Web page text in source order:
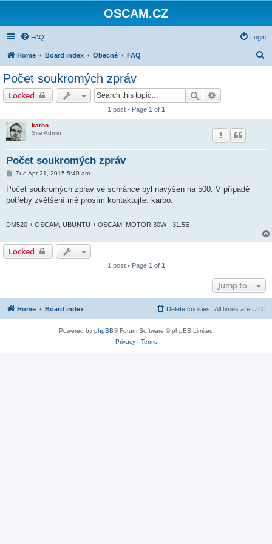
OSCAM.CZ
FAQ Login
Home Board index Obecné FAQ
Počet soukromých zpráv
Locked Search
1 post • Page 1 of 1
karbo
Site Admin
Počet soukromých zpráv
P
s
Tue Apr 21, 2015 5:49 am
Počet soukromých zprav ve schránce byl navýšen na 500. V případě
potřeby zvětšení mě prosím kontaktujte. karbo.
DM520 + OSCAM, UBUNTU + OSCAM, MOTOR 30W - 31.5E
Locked
1 post • Page 1 of 1
Jump to
Home Board index All times are UTC
Delete cookies
Powered by phpBB® Forum Software © phpBB Limited
Privacy| Terms